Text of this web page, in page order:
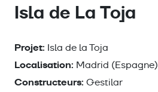
Isla de La Toja
Projet: Isla de la Toja
Localisation: Madrid (Espagne)
Constructeurs: Gestilar